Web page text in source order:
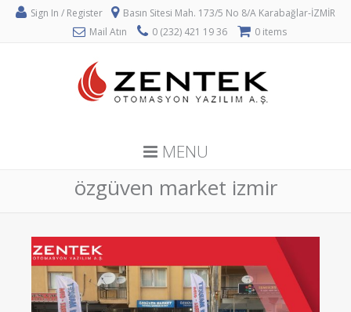
Sign In / Register
Basın Sitesi Mah. 173/5 No 8/A Karabağlar-İZMİR
Mail Atın
0 (232) 421 19 36 0 items
MENU
özgüven market izmir